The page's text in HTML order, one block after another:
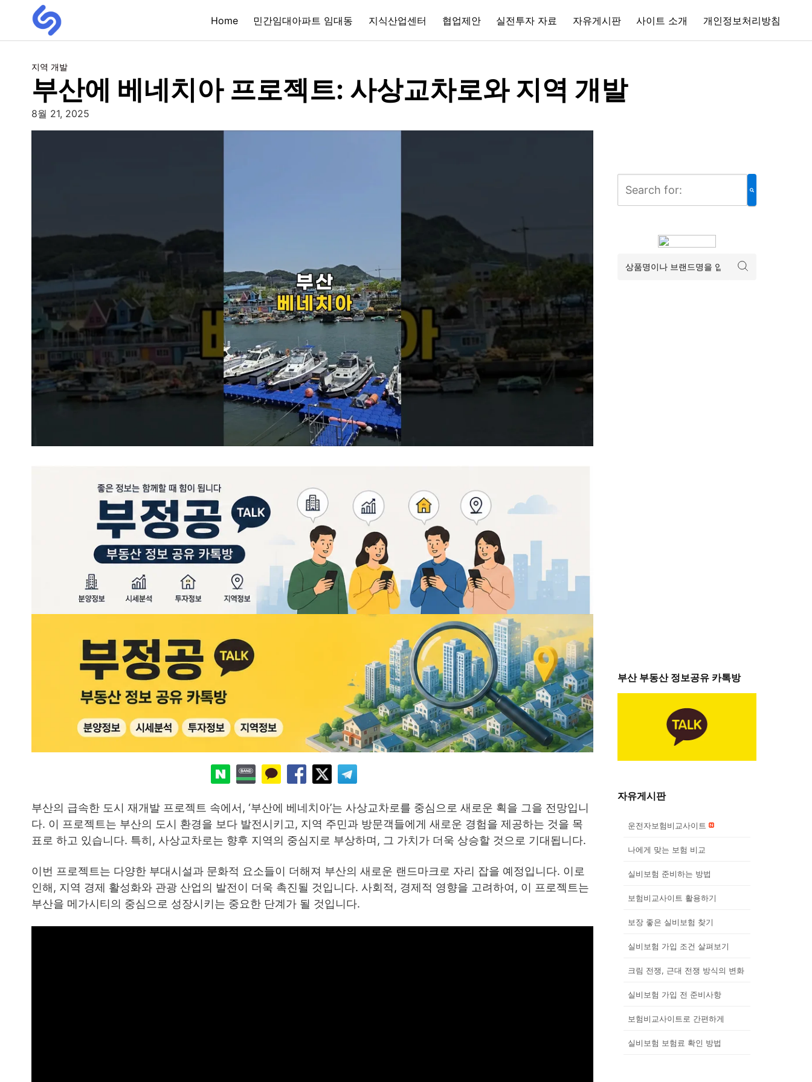
Home 민간임대아파트 임대동 지식산업센터 협업제안 실전투자 자료 자유게시판 사이트 소개 개인정보처리방침
지역 개발
부산에 베네치아 프로젝트: 사상교차로와 지역 개발
8월 21, 2025
부산의 급속한 도시 재개발 프로젝트 속에서, ‘부산에 베네치아’는 사상교차로를 중심으로 새로운 획을 그을 전망입니
다. 이 프로젝트는 부산의 도시 환경을 보다 발전시키고, 지역 주민과 방문객들에게 새로운 경험을 제공하는 것을 목
표로 하고 있습니다. 특히, 사상교차로는 향후 지역의 중심지로 부상하며, 그 가치가 더욱 상승할 것으로 기대됩니다.
이번 프로젝트는 다양한 부대시설과 문화적 요소들이 더해져 부산의 새로운 랜드마크로 자리 잡을 예정입니다. 이로
인해, 지역 경제 활성화와 관광 산업의 발전이 더욱 촉진될 것입니다. 사회적, 경제적 영향을 고려하여, 이 프로젝트는
부산을 메가시티의 중심으로 성장시키는 중요한 단계가 될 것입니다.
부산 부동산 정보공유 카톡방
자유게시판
운전자보험비교사이트
나에게 맞는 보험 비교
실비보험 준비하는 방법
보험비교사이트 활용하기
보장 좋은 실비보험 찾기
실비보험 가입 조건 살펴보기
크림 전쟁, 근대 전쟁 방식의 변화
실비보험 가입 전 준비사항
보험비교사이트로 간편하게
실비보험 보험료 확인 방법